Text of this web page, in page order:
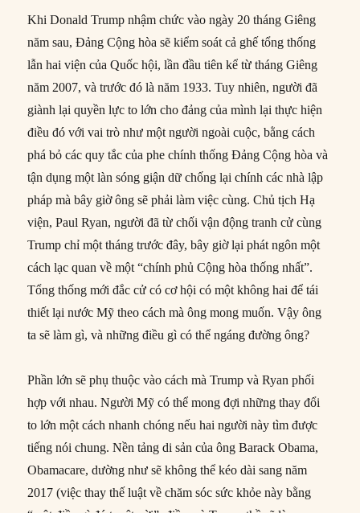
Khi Donald Trump nhậm chức vào ngày 20 tháng Giêng
năm sau, Đảng Cộng hòa sẽ kiểm soát cả ghế tổng thống
lẫn hai viện của Quốc hội, lần đầu tiên kể từ tháng Giêng
năm 2007, và trước đó là năm 1933. Tuy nhiên, người đã
giành lại quyền lực to lớn cho đảng của mình lại thực hiện
điều đó với vai trò như một người ngoài cuộc, bằng cách
phá bỏ các quy tắc của phe chính thống Đảng Cộng hòa và
tận dụng một làn sóng giận dữ chống lại chính các nhà lập
pháp mà bây giờ ông sẽ phải làm việc cùng. Chủ tịch Hạ
viện, Paul Ryan, người đã từ chối vận động tranh cử cùng
Trump chỉ một tháng trước đây, bây giờ lại phát ngôn một
cách lạc quan về một “chính phủ Cộng hòa thống nhất”.
Tổng thống mới đắc cử có cơ hội có một không hai để tái
thiết lại nước Mỹ theo cách mà ông mong muốn. Vậy ông
ta sẽ làm gì, và những điều gì có thể ngáng đường ông?
Phần lớn sẽ phụ thuộc vào cách mà Trump và Ryan phối
hợp với nhau. Người Mỹ có thể mong đợi những thay đổi
to lớn một cách nhanh chóng nếu hai người này tìm được
tiếng nói chung. Nền tảng di sản của ông Barack Obama,
Obamacare, dường như sẽ không thể kéo dài sang năm
2017 (việc thay thế luật về chăm sóc sức khỏe này bằng